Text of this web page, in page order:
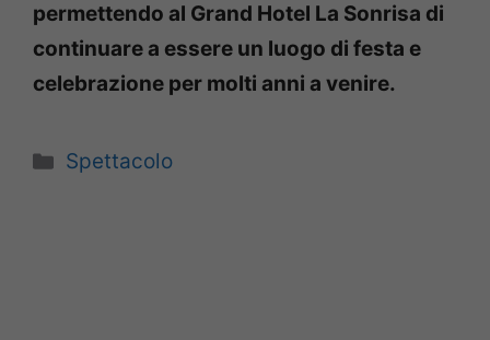
permettendo al Grand Hotel La Sonrisa di
continuare a essere un luogo di festa e
celebrazione per molti anni a venire.
Categorie
Spettacolo